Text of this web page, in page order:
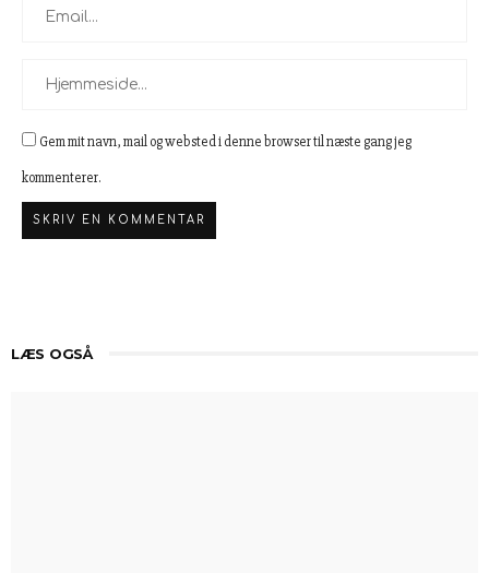
Gem mit navn, mail og websted i denne browser til næste gang jeg
kommenterer.
LÆS OGSÅ